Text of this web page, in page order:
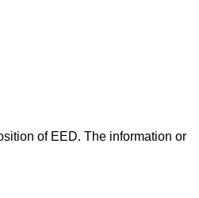
of EED. The information or